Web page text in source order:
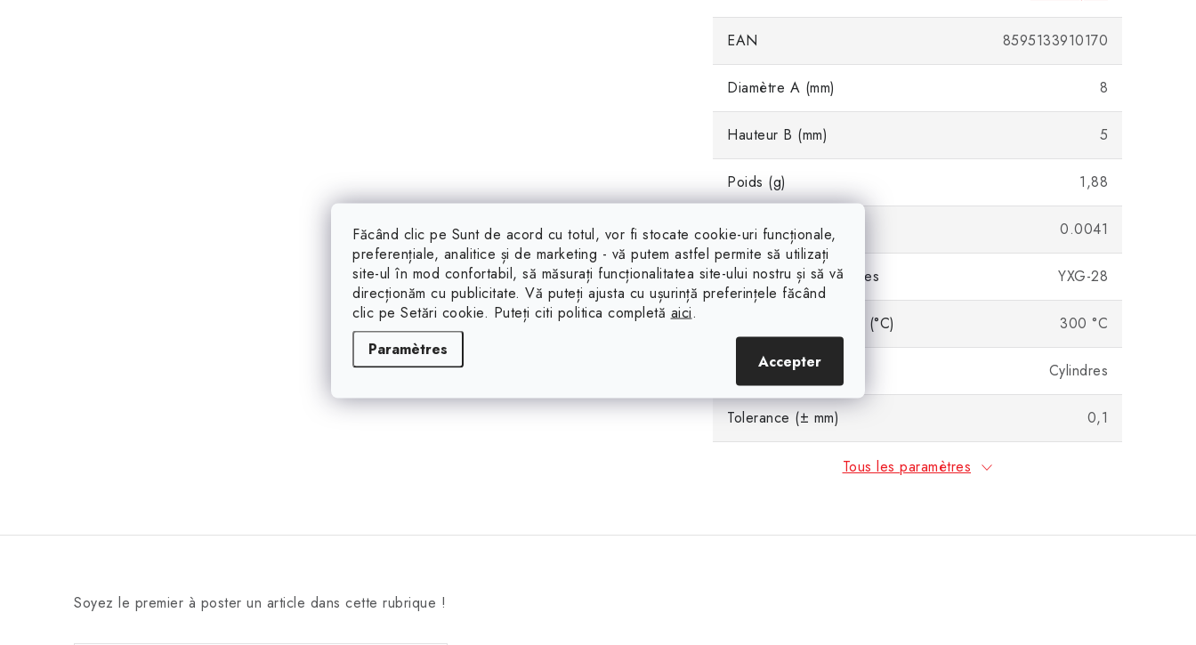
Făcând clic pe Sunt de acord cu totul, vor fi stocate cookie-uri funcționale,
preferențiale, analitice și de marketing - vă putem astfel permite să utilizați
site-ul în mod confortabil, să măsurați funcționalitatea site-ului nostru și să vă
direcționăm cu publicitate. Vă puteți ajusta cu ușurință preferințele făcând
clic pe Setări cookie. Puteți citi politica completă aici.
Paramètres
Accepter
EAN 8595133910170
Diamètre A (mm) 8
Hauteur B (mm) 5
Poids (g) 1,88
Poids (lbs) 0.0041
Propriétés magnétiques YXG-28
Résistance thermique (°C) 300 °C
Selon la forme Cylindres
Tolerance (± mm) 0,1
Tous les paramètres
Soyez le premier à poster un article dans cette rubrique !